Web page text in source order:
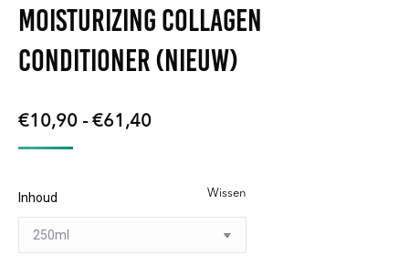
Moisturizing Collagen
Conditioner (nieuw)
€10,90 - €61,40Prijsklasse:
€61,40
Inhoud Wissen